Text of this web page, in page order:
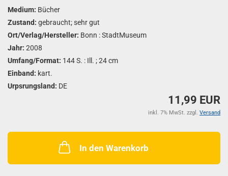
Medium: Bücher
Zustand: gebraucht; sehr gut
Ort/Verlag/Hersteller: Bonn : StadtMuseum
Jahr: 2008
Umfang/Format: 144 S. : Ill. ; 24 cm
Einband: kart.
Urpsrungsland: DE
11,99 EUR
inkl. 7% MwSt. zzgl. Versand
In den Warenkorb